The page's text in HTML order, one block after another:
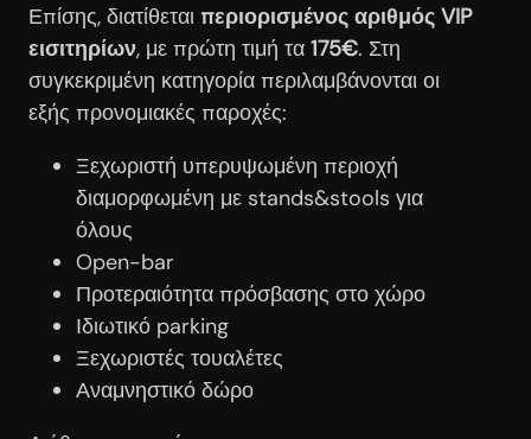
Επίσης, διατίθεται περιορισμένος αριθμός VIP
εισιτηρίων, με πρώτη τιμή τα 175€. Στη
συγκεκριμένη κατηγορία περιλαμβάνονται οι
εξής προνομιακές παροχές:
Ξεχωριστή υπερυψωμένη περιοχή
διαμορφωμένη με stands&stools για
όλους
Open-bar
Προτεραιότητα πρόσβασης στο χώρο
Ιδιωτικό parking
Ξεχωριστές τουαλέτες
Αναμνηστικό δώρο